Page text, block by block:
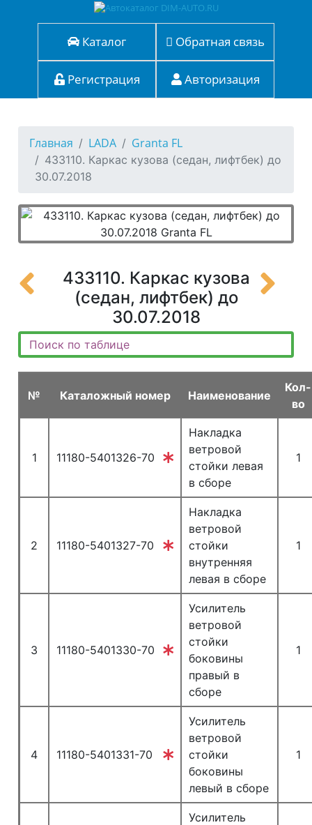
Каталог Обратная связь
Регистрация Авторизация
Главная LADA Granta FL
433110. Каркас кузова (седан, лифтбек) до
30.07.2018
433110. Каркас кузова
(седан, лифтбек) до
30.07.2018
№ Каталожный номер Наименование
Кол-
во
1 11180-5401326-70
Накладка
ветровой
стойки левая
в сборе
1
2 11180-5401327-70
Накладка
ветровой
стойки
внутренняя
левая в сборе
1
3 11180-5401330-70
Усилитель
ветровой
стойки
боковины
правый в
сборе
1
4 11180-5401331-70
Усилитель
ветровой
стойки
боковины
левый в сборе
1
Усилитель